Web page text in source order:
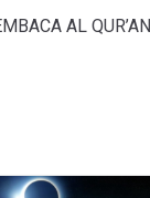
AL QUR’AN